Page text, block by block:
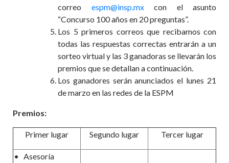
correo espm@insp.mxcon el asunto
“Concurso 100 años en 20 preguntas”.
Los 5 primeros correos que recibamos con
todas las respuestas correctas entrarán a un
sorteo virtual y las 3 ganadoras se llevarán los
premios que se detallan a continuación.
Los ganadores serán anunciados el lunes 21
de marzo en las redes de la ESPM
Premios:
Primer lugar Segundo lugar Tercer lugar
• Asesoría